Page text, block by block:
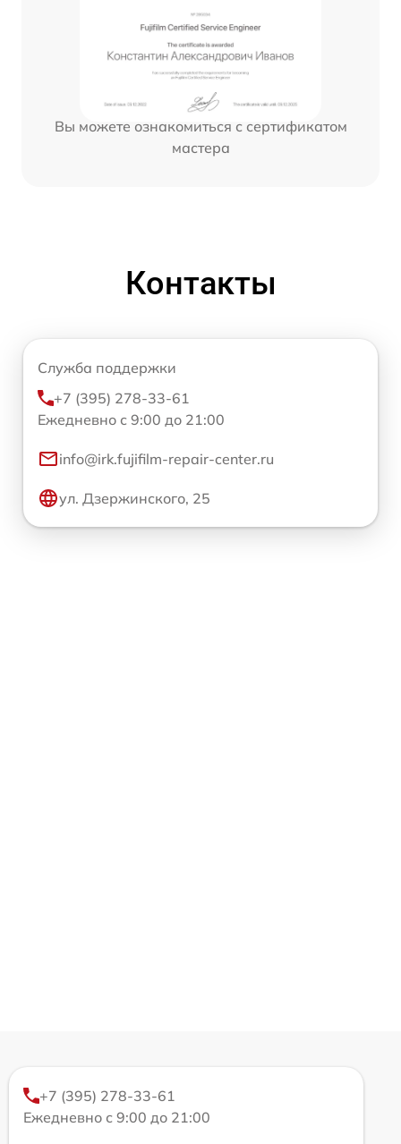
Вы можете ознакомиться с сертификатом
мастера
Контакты
Служба поддержки
+7 (395) 278-33-61
Ежедневно с 9:00 до 21:00
info@irk.fujifilm-repair-center.ru
ул. Дзержинского, 25
+7 (395) 278-33-61
Ежедневно с 9:00 до 21:00